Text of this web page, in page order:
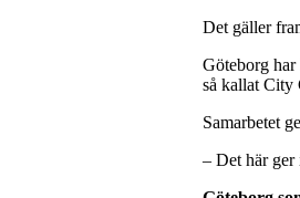
Det gäller
Göteborg
så kallat City
Samarbetet
– Det här ger